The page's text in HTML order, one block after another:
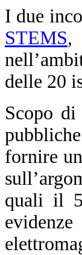
I due
STEMS,
delle 20
Scopo
fornire
quali il